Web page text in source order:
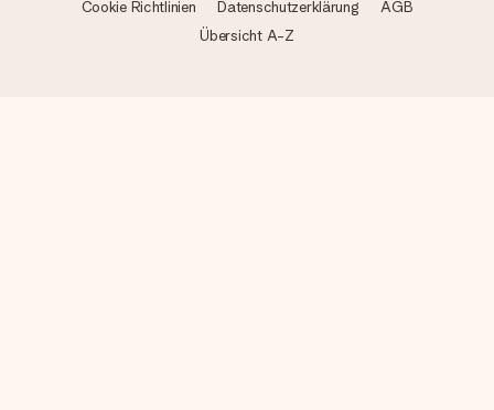
Cookie Richtlinien Datenschutzerklärung
AGB
Übersicht A-Z